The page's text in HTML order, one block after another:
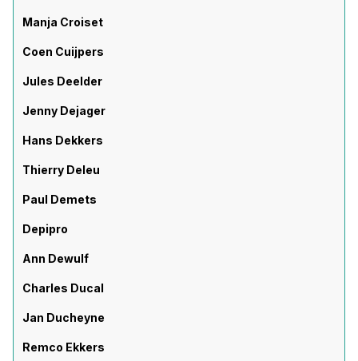
Manja Croiset
Coen Cuijpers
Jules Deelder
Jenny Dejager
Hans Dekkers
Thierry Deleu
Paul Demets
Depipro
Ann Dewulf
Charles Ducal
Jan Ducheyne
Remco Ekkers